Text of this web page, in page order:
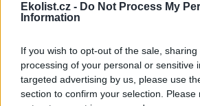
Ekolist.cz - Do Not Process My
Information
If you wish to opt-out of the sale,
processing of your personal or sensitive
targeted advertising by us, please use
section to confirm your selection.
Soutěska Sibiř v Teplických skalách
3.8.2026 16:12 | TEPLICE NAD METUJÍ (ČTK)
Zájem o